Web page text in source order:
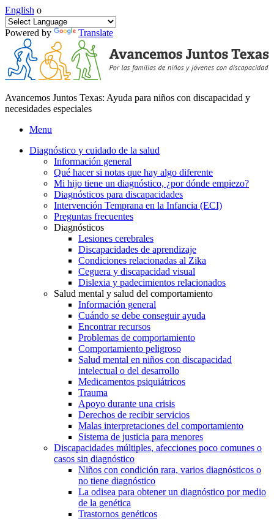
English o
Powered by Translate
Avancemos Juntos Texas: Ayuda para niños con discapacidad y
necesidades especiales
Menu
Diagnóstico y cuidado de la salud
Información general
Qué hacer si notas que hay algo diferente
Mi hijo tiene un diagnóstico, ¿por dónde empiezo?
Diagnósticos para discapacidades
Intervención Temprana en la Infancia (ECI)
Preguntas frecuentes
Diagnósticos
Lesiones cerebrales
Discapacidades de aprendizaje
Condiciones relacionadas al Zika
Ceguera y discapacidad visual
Dislexia y padecimientos relacionados
Salud mental y salud del comportamiento
Información general
Cuándo se debe conseguir ayuda
Encontrar recursos
Problemas de comportamiento
Comportamiento peligroso
Salud mental en niños con discapacidad
intelectual o del desarrollo
Medicamentos psiquiátricos
Trauma
Apoyo durante una crisis
Derechos de recibir servicios
Malas interpretaciones del comportamiento
Sistema de justicia para menores
Discapacidades múltiples, afecciones poco comunes o
casos sin diagnóstico
Niños con condición rara, varios diagnósticos o
no tiene diagnóstico
La odisea para obtener un diagnóstico por medio
de la genética
Trastornos genéticos